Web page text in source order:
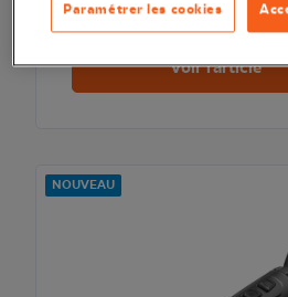
629,00 €
Voir l'article
NOUVEAU
Paramétrer les cookies